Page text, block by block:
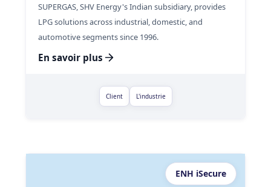
SUPERGAS, SHV Energy's Indian subsidiary, provides
LPG solutions across industrial, domestic, and
automotive segments since 1996.
En savoir plus
Client L'industrie
ENH iSecure